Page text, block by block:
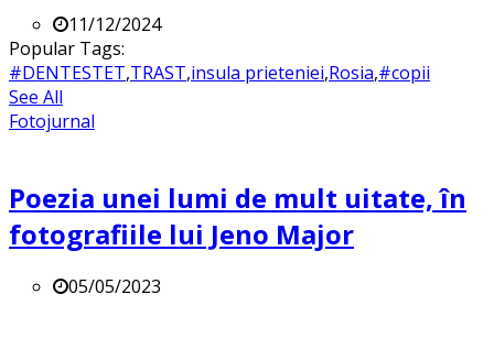
11/12/2024
Popular Tags:
#DENTESTET,TRAST,insula prieteniei,Rosia,#copii
See All
Fotojurnal
Poezia unei lumi de mult uitate, în
fotografiile lui Jeno Major
05/05/2023